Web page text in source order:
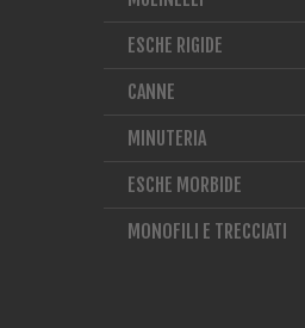
ESCHE RIGIDE
CANNE
MINUTERIA
ESCHE MORBIDE
MONOFILI E TRECCIATI